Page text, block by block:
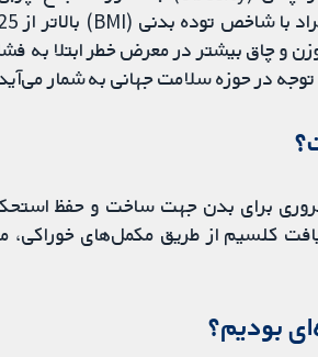
و چاق بیشتر در معرض خطر ابتلا به
در حوزه سلامت جهانی به شمار
برای بدن جهت ساخت و حفظ
کلسیم از طریق مکمل‌های خوراکی،
بودیم؟